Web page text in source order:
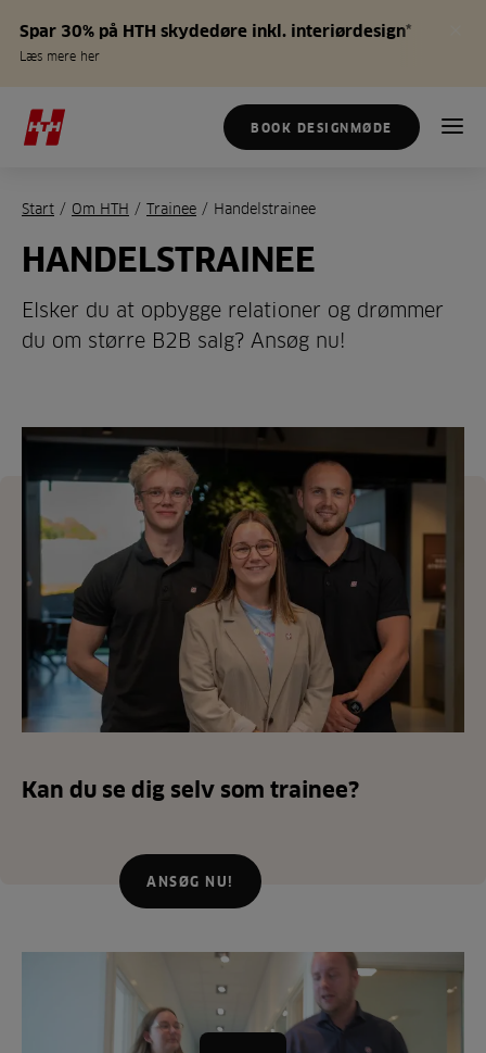
Spar 30% på HTH skydedøre inkl. interiørdesign*
Læs mere her
BOOK DESIGNMØDE
Start / Om HTH / Trainee / Handelstrainee
HANDELSTRAINEE
Elsker du at opbygge relationer og drømmer
du om større B2B salg? Ansøg nu!
Kan du se dig selv som trainee?
ANSØG NU!